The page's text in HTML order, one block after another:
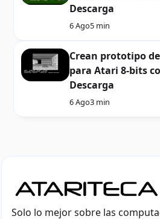
Descarga
6 Ago5 min
Crean prototipo
para Atari 8-bits
Descarga
6 Ago3 min
Solo lo mejor sobre las